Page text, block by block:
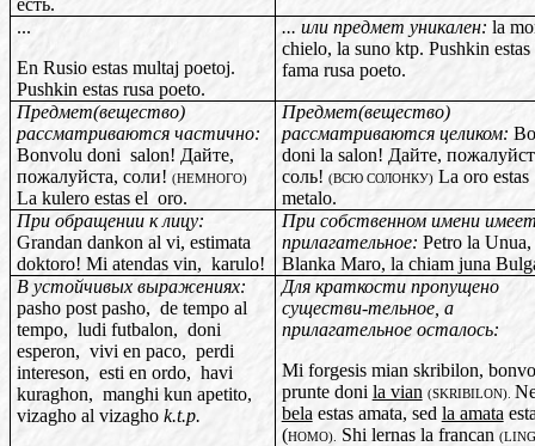
есть.
...
En Rusio estas multaj poetoj.
Pushkin estas rusa poeto.
... или предмет уникален: la
chielo, la suno ktp. Pushkin
fama rusa poeto.
Предмет(вещество)
рассматриваются частично:
Bonvolu doni salon! Дайте,
пожалуйста, соли! (НЕМНОГО)
La kulero estas el oro.
Предмет(вещество)
рассматриваются целиком:
doni la salon! Дайте,
соль! (ВСЮ СОЛОНКУ)La oro estas
metalo.
При обращении к лицу:
Grandan dankon al vi, estimata
doktoro! Mi atendas vin, karulo!
При собственном имени
прилагательное: Petro la Unua,
Blanka Maro, la chiam juna
В устойчивых выражениях:
pasho post pasho, de tempo al
tempo, ludi futbalon, doni
esperon, vivi en paco, perdi
intereson, esti en ordo, havi
kuraghon, manghi kun apetito,
vizagho al vizagho k.t.p.
Для краткости пропущено
существи-тельное, а
прилагательное осталось:
Mi forgesis mian skribilon,
prunte doni la vian (SKRIBILON).
bela estas amata, sed la amata
(HOMO). Shi lernas la francan